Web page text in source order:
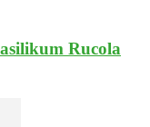
Rucola